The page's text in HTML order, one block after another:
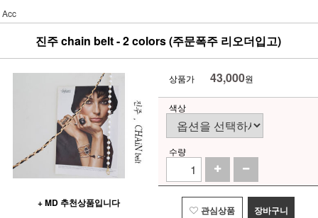
Acc
진주 chain belt - 2 colors (주문폭주 리오더입고)
+ MD 추천상품입니다
상품가 43,000원
색상
수량
관심상품 장바구니